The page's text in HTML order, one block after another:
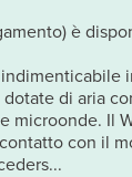
è
di aria
microonde. Il
con il